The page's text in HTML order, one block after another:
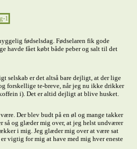
fødselsdag. Fødselaren fik gode
havde fået købt både peber og salt til det
selskab er det altså bare dejligt, at der lige
forskellige te-breve, når jeg nu ikke drikker
i). Det er altid dejligt at blive husket.
Der blev budt på en øl og mange takker
så og glæder mig over, at jeg helst undværer
i mig. Jeg glæder mig over at være sat
vigtig for mig at have med mig hver eneste